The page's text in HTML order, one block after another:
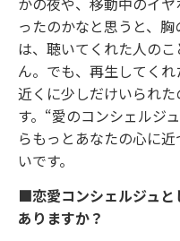
ったのかなと思うと、
は、聴いてくれた人の
ん。でも、再生してく
近くに少しだけいられ
す。“愛のコンシェルジ
らもっとあなたの心に
いです。
■恋愛コンシェルジュと
ありますか？